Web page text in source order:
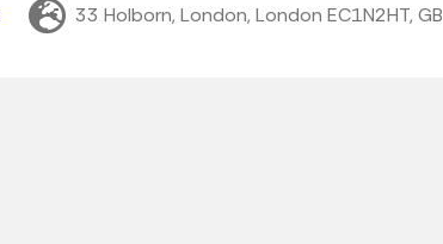
33 Holborn, London, London EC1N2HT, GB